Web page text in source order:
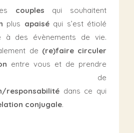
couples qui souhaitent
plus apaisé qui s’est étiolé
à des évènements de vie.
de (re)faire circuler
entre vous et de prendre
de
responsabilitédans ce qui
conjugale.